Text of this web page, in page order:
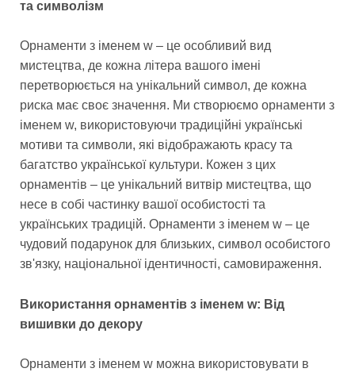
та символізм
Орнаменти з іменем w – це особливий вид
мистецтва, де кожна літера вашого імені
перетворюється на унікальний символ, де кожна
риска має своє значення. Ми створюємо орнаменти з
іменем w, використовуючи традиційні українські
мотиви та символи, які відображають красу та
багатство української культури. Кожен з цих
орнаментів – це унікальний витвір мистецтва, що
несе в собі частинку вашої особистості та
українських традицій. Орнаменти з іменем w – це
чудовий подарунок для близьких, символ особистого
зв'язку, національної ідентичності, самовираження.
Використання орнаментів з іменем w: Від
вишивки до декору
Орнаменти з іменем w можна використовувати в